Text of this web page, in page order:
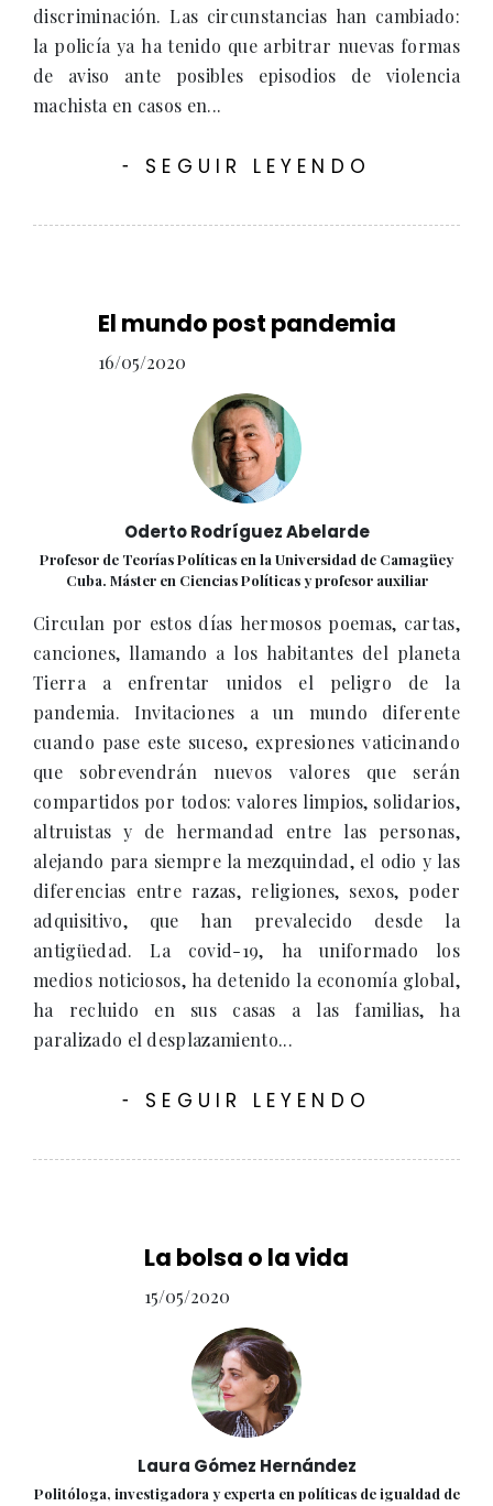
discriminación. Las circunstancias han cambiado:
la policía ya ha tenido que arbitrar nuevas formas
de aviso ante posibles episodios de violencia
machista en casos en...
- SEGUIR LEYENDO
El mundo post pandemia
16/05/2020
Oderto Rodríguez Abelarde
Profesor de Teorías Políticas en la Universidad de Camagüey
Cuba. Máster en Ciencias Políticas y profesor auxiliar
Circulan por estos días hermosos poemas, cartas,
canciones, llamando a los habitantes del planeta
Tierra a enfrentar unidos el peligro de la
pandemia. Invitaciones a un mundo diferente
cuando pase este suceso, expresiones vaticinando
que sobrevendrán nuevos valores que serán
compartidos por todos: valores limpios, solidarios,
altruistas y de hermandad entre las personas,
alejando para siempre la mezquindad, el odio y las
diferencias entre razas, religiones, sexos, poder
adquisitivo, que han prevalecido desde la
antigüedad. La covid-19, ha uniformado los
medios noticiosos, ha detenido la economía global,
ha recluido en sus casas a las familias, ha
paralizado el desplazamiento...
- SEGUIR LEYENDO
La bolsa o la vida
15/05/2020
Laura Gómez Hernández
Politóloga, investigadora y experta en políticas de igualdad de